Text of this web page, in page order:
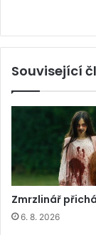
Související
Zmrzlinář
6. 8. 2026